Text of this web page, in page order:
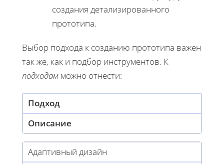
создания детализированного
прототипа.
Выбор подхода к созданию прототипа важен
так же, как и подбор инструментов. К
подходам можно отнести:
Подход
Описание
Адаптивный дизайн